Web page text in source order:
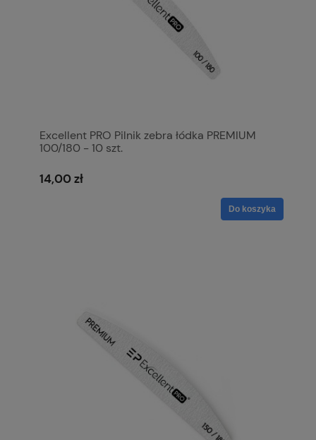
Excellent PRO Pilnik zebra łódka PREMIUM
100/180 - 10 szt.
14,00 zł
Do koszyka